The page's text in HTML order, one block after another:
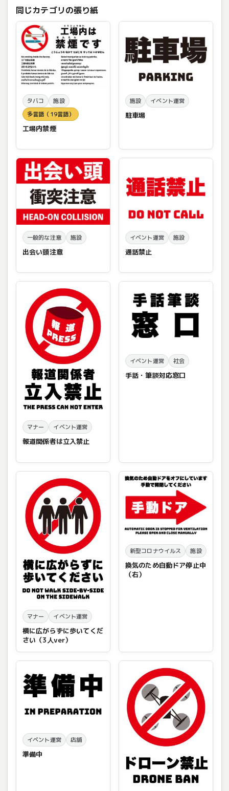
同じカテゴリの張り紙
タバコ
施設
多言語（19言語）
工場内禁煙
施設 イベント運営
駐車場
一般的な注意 施設
出会い頭注意
イベント運営 施設
通話禁止
マナー イベント運営
報道関係者は立入禁止
イベント運営 社会
手話・筆談対応窓口
マナー イベント運営
横に広がらずに歩いてくだ
さい（3人ver）
新型コロナウイルス 施設
換気のため自動ドア停止中
（右）
イベント運営 店舗
準備中